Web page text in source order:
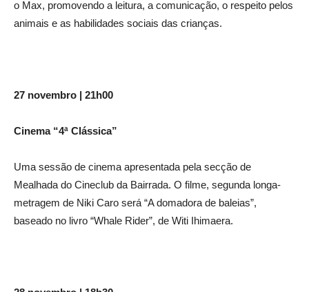
o Max, promovendo a leitura, a comunicação, o respeito pelos
animais e as habilidades sociais das crianças.
27 novembro | 21h00
Cinema “4ª Clássica”
Uma sessão de cinema apresentada pela secção de
Mealhada do Cineclub da Bairrada. O filme, segunda longa-
metragem de Niki Caro será “A domadora de baleias”,
baseado no livro “Whale Rider”, de Witi Ihimaera.